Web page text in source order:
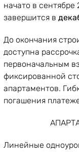
начато в сентябре
завершится в
До окончания
доступна
первоначальным
фиксированной
апартаментов.
погашения
Линейные